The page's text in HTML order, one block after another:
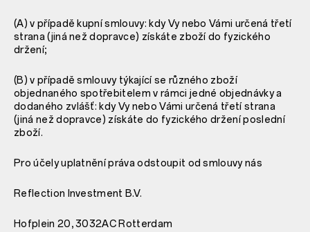
(A) v případě kupní smlouvy: kdy Vy nebo Vámi určená třetí
strana (jiná než dopravce) získáte zboží do fyzického
držení;
(B) v případě smlouvy týkající se různého zboží
objednaného spotřebitelem v rámci jedné objednávky a
dodaného zvlášť: kdy Vy nebo Vámi určená třetí strana
(jiná než dopravce) získáte do fyzického držení poslední
zboží.
Pro účely uplatnění práva odstoupit od smlouvy nás
Reflection Investment B.V.
Hofplein 20, 3032AC Rotterdam